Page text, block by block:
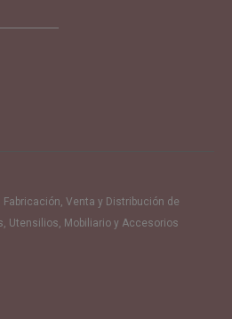
Venta y Distribución de
Utensilios, Mobiliario y Accesorios